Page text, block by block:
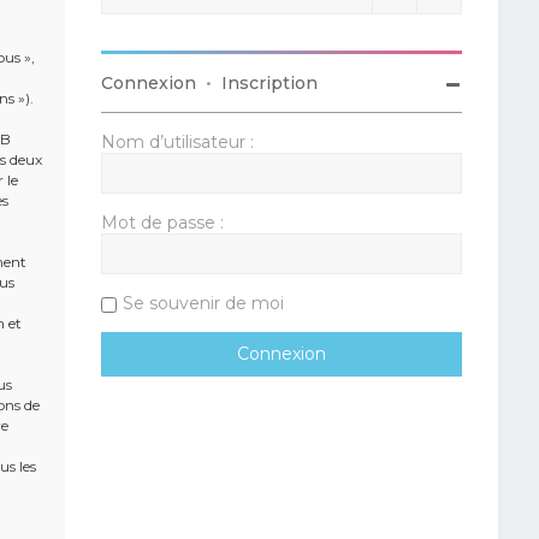
»,
»).
deux
le
et
de
les
Connexion • Inscription
Nom d’utilisateur :
Mot de passe :
Se souvenir de moi